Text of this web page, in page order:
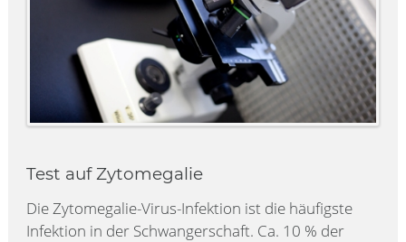
Test auf Zytomegalie
Die Zytomegalie-Virus-Infektion ist die häufigste
Infektion in der Schwangerschaft. Ca. 10 % der